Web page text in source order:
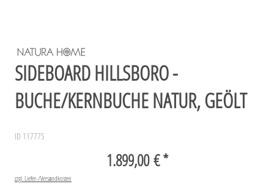
SIDEBOARD HILLSBORO -
BUCHE/KERNBUCHE NATUR, GEÖLT
ID 117775
1.899,00 € *
zzgl. Liefer-/Versandkosten